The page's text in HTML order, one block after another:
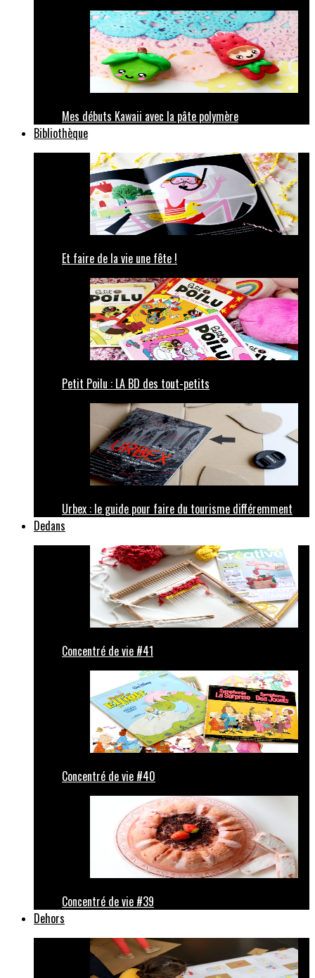
Mes débuts Kawaii avec la pâte polymère
Bibliothèque
Et faire de la vie une fête !
Petit Poilu : LA BD des tout-petits
Urbex : le guide pour faire du tourisme différemment
Dedans
Concentré de vie #41
Concentré de vie #40
Concentré de vie #39
Dehors